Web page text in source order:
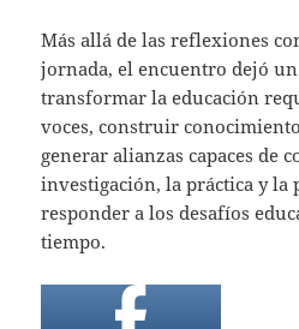
Más allá de las reflexiones
jornada, el encuentro dejó
transformar la educación
voces, construir
generar alianzas capaces de
investigación, la práctica y la
responder a los desafíos
tiempo.